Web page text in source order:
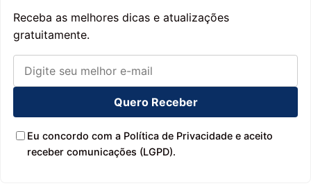
Receba as melhores dicas e atualizações
gratuitamente.
Quero Receber
Eu concordo com a Política de Privacidade e aceito
receber comunicações (LGPD).